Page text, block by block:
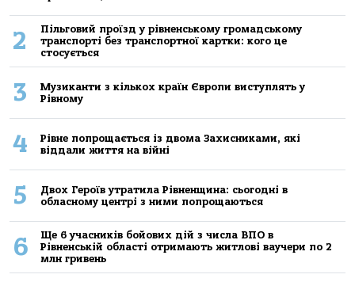
2
Пільговий проїзд у рівненському громадському
транспорті без транспортної картки: кого це
стосується
3
Музиканти з кількох країн Європи виступлять у
Рівному
4
Рівне попрощається із двома Захисниками, які
віддали життя на війні
5
Двох Героїв утратила Рівненщина: сьогодні в
обласному центрі з ними попрощаються
6
Ще 6 учасників бойових дій з числа ВПО в
Рівненській області отримають житлові ваучери по 2
млн гривень